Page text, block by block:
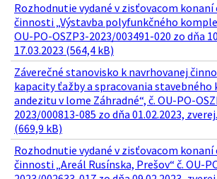
Rozhodnutie vydané v zisťovacom konaní
činnosti „Výstavba polyfunkčného
OU-PO-OSZP3-2023/003491-020 zo dňa
17.03.2023 (564,4 kB)
Záverečné stanovisko k navrhovanej
kapacity ťažby a spracovania stavebného
andezitu v lome Záhradné“, č. OU-PO-
2023/000813-085 zo dňa 01.02.2023,
(669,9 kB)
Rozhodnutie vydané v zisťovacom konaní
činnosti „Areál Rusínska, Prešov“ č. OU-